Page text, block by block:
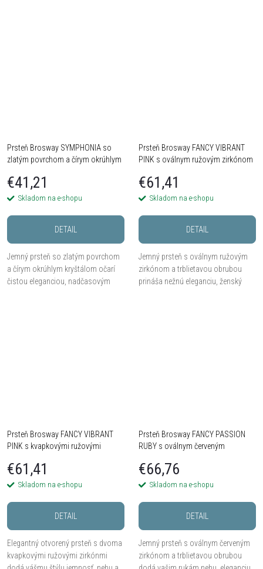
Prsteň Brosway SYMPHONIA so
zlatým povrchom a čírym okrúhlym
PVD
€41,21
Skladom na e-shopu
DETAIL
Jemný prsteň so zlatým povrchom
a čírym okrúhlym kryštálom očarí
čistou eleganciou, nadčasovým
Prsteň Brosway FANCY VIBRANT
PINK s oválnym ružovým zirkónom
€61,41
Skladom na e-shopu
DETAIL
Jemný prsteň s oválnym ružovým
zirkónom a trblietavou obrubou
prináša nežnú eleganciu, ženský
Prsteň Brosway FANCY VIBRANT
PINK s kvapkovými ružovými
€61,41
Skladom na e-shopu
DETAIL
Elegantný otvorený prsteň s dvoma
kvapkovými ružovými zirkónmi
Prsteň Brosway FANCY PASSION
RUBY s oválnym červeným
€66,76
Skladom na e-shopu
DETAIL
Jemný prsteň s oválnym červeným
zirkónom a trblietavou obrubou